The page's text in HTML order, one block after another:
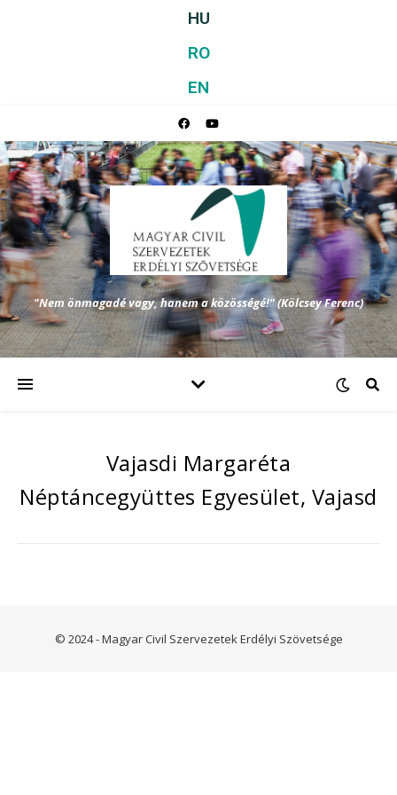
HU
RO
EN
"Nem önmagadé vagy, hanem a közösségé!" (Kölcsey Ferenc)
Vajasdi Margaréta
Néptáncegyüttes Egyesület, Vajasd
© 2024 - Magyar Civil Szervezetek Erdélyi Szövetsége